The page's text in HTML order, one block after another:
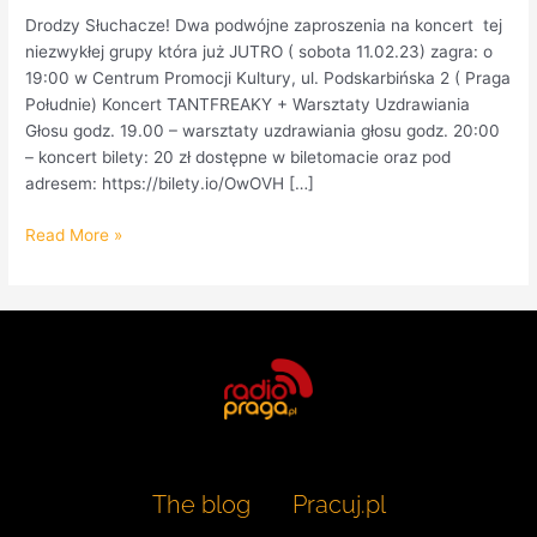
Drodzy Słuchacze! Dwa podwójne zaproszenia na koncert tej
niezwykłej grupy która już JUTRO ( sobota 11.02.23) zagra: o
19:00 w Centrum Promocji Kultury, ul. Podskarbińska 2 ( Praga
Południe) Koncert TANTFREAKY + Warsztaty Uzdrawiania
Głosu godz. 19.00 – warsztaty uzdrawiania głosu godz. 20:00
– koncert bilety: 20 zł dostępne w biletomacie oraz pod
adresem: https://bilety.io/OwOVH […]
Read More »
The blog Pracuj.pl